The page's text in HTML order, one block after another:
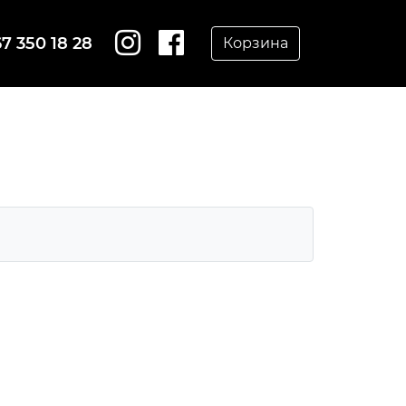
350 18 28 Корзина